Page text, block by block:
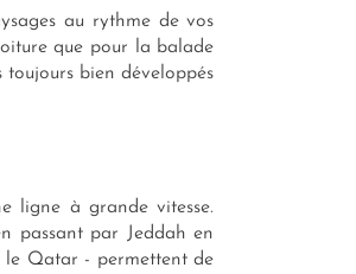
au rythme de vos
que pour la balade
bien développés
ligne à grande vitesse.
passant par Jeddah en
Qatar - permettent de